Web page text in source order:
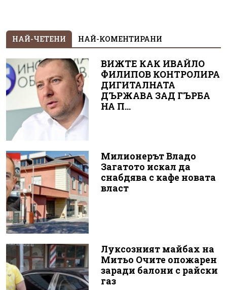
НАЙ-ЧЕТЕНИ НАЙ-КОМЕНТИРАНИ
ВИЖТЕ КАК ИВАЙЛО
ФИЛИПОВ КОНТРОЛИРА
ДИГИТАЛНАТА
ДЪРЖАВА ЗАД ГЪРБА
НА П...
Милионерът Владо
Загатото искал да
снабдява с кафе новата
власт
Луксозният майбах на
Митьо Очите опожарен
заради балони с райски
газ